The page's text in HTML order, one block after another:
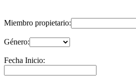
Miembro propietario:
Género:
Fecha Inicio: